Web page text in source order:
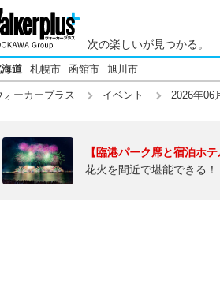
次の楽しいが見つかる。
道 札幌市 函館市 旭川市
ォーカープラス イベント 2026年06
【臨港パーク席と宿泊ホ
花火を間近で堪能できる